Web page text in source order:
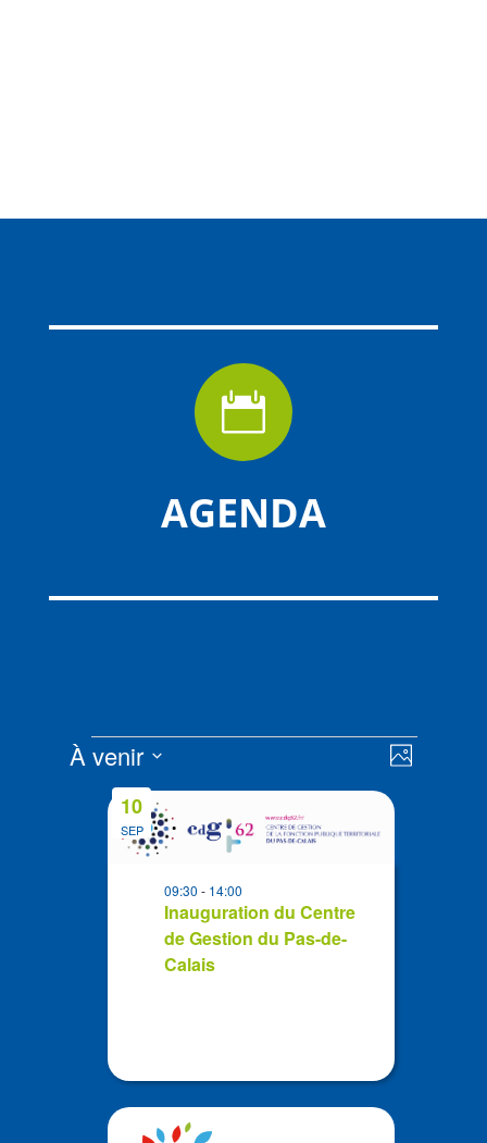

AGENDA
Évènements de
Photo
À venir
Sélectionnez
List
events
SEP
10
Inauguration du Centre
de Gestion du Pas-de-
Calais
09:30- 14:00